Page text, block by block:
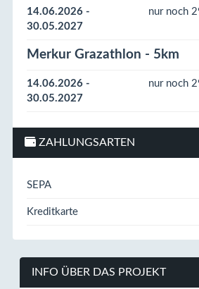
14.06.2026 -
30.05.2027
nur noch
Merkur Grazathlon - 5km
14.06.2026 -
30.05.2027
nur noch
ZAHLUNGSARTEN
SEPA
Kreditkarte
INFO ÜBER DAS PROJEKT